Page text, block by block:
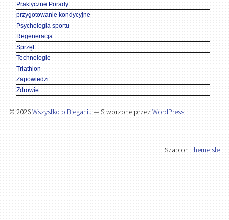
Praktyczne Porady
przygotowanie kondycyjne
Psychologia sportu
Regeneracja
Sprzęt
Technologie
Triathlon
Zapowiedzi
Zdrowie
© 2026Wszystko o Bieganiu — Stworzone przez WordPress
SzablonThemeIsle